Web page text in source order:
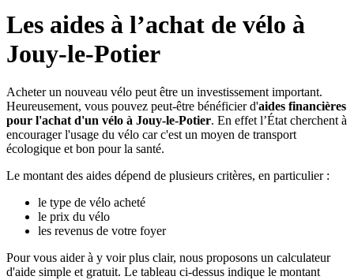
Les aides à l’achat de vélo à
Jouy-le-Potier
Acheter un nouveau vélo peut être un investissement important.
Heureusement, vous pouvez peut-être bénéficier d'aides financières
pour l'achat d'un vélo à Jouy-le-Potier. En effet l’État cherchent à
encourager l'usage du vélo car c'est un moyen de transport
écologique et bon pour la santé.
Le montant des aides dépend de plusieurs critères, en particulier :
le type de vélo acheté
le prix du vélo
les revenus de votre foyer
Pour vous aider à y voir plus clair, nous proposons un calculateur
d'aide simple et gratuit. Le tableau ci-dessus indique le montant